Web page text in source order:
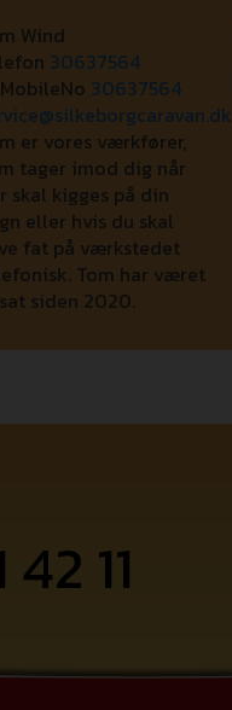
Wind
30637564
30637564
er vores værkfører,
tager imod dig når
skal kigges på din
eller hvis du skal
fat på værkstedet
Tom har været
siden 2020.
11